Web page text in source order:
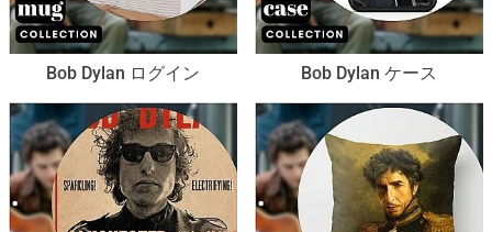
Bob Dylan ログイン Bob Dylan ケース